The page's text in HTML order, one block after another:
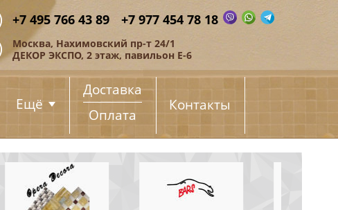
+7 495 766 43 89 +7 977 454 78 18
Москва, Нахимовский пр-т 24/1
ДЕКОР ЭКСПО, 2 этаж, павильон Е-6
Ещё
Доставка
Оплата
Контакты